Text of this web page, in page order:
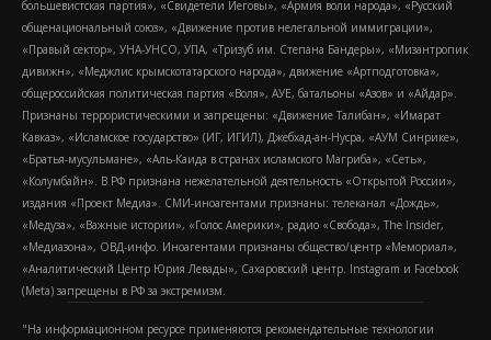
большевистская партия», «Свидетели Иеговы», «Армия воли народа», «Русский
общенациональный союз», «Движение против нелегальной иммиграции»,
«Правый сектор», УНА-УНСО, УПА, «Тризуб им. Степана Бандеры», «Мизантропик
дивижн», «Меджлис крымскотатарского народа», движение «Артподготовка»,
общероссийская политическая партия «Воля», АУЕ, батальоны «Азов» и «Айдар».
Признаны террористическими и запрещены: «Движение Талибан», «Имарат
Кавказ», «Исламское государство» (ИГ, ИГИЛ), Джебхад-ан-Нусра, «АУМ Синрике»,
«Братья-мусульмане», «Аль-Каида в странах исламского Магриба», «Сеть»,
«Колумбайн». В РФ признана нежелательной деятельность «Открытой России»,
издания «Проект Медиа». СМИ-иноагентами признаны: телеканал «Дождь»,
«Медуза», «Важные истории», «Голос Америки», радио «Свобода», The Insider,
«Медиазона», ОВД-инфо. Иноагентами признаны общество/центр «Мемориал»,
«Аналитический Центр Юрия Левады», Сахаровский центр. Instagram и Facebook
(Metа) запрещены в РФ за экстремизм.
"На информационном ресурсе применяются рекомендательные технологии